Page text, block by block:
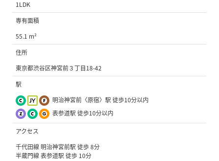
1LDK
専有面積
55.1 m²
住所
東京都渋谷区神宮前３丁目18-42
駅
明治神宮前〈原宿〉駅 徒歩10分以内
表参道駅 徒歩10分以内
アクセス
千代田線 明治神宮前駅 徒歩 8分
半蔵門線 表参道駅 徒歩 10分